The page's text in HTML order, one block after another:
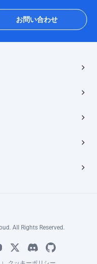
お問い合わせ
ィ
All Rights Reserved.